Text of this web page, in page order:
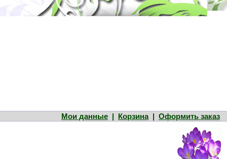
Мои данные | Корзина| Оформить заказ